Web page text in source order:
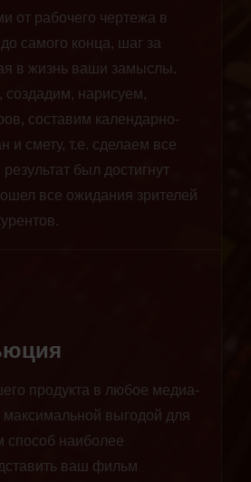
от рабочего чертежа в
самого конца, шаг за
в жизнь ваши замыслы.
нарисуем,
составим календарно-
и смету, т.е. сделаем все
был достигнут
все ожидания зрителей
продукта в любое медиа-
максимальной выгодой для
наиболее
ваш фильм